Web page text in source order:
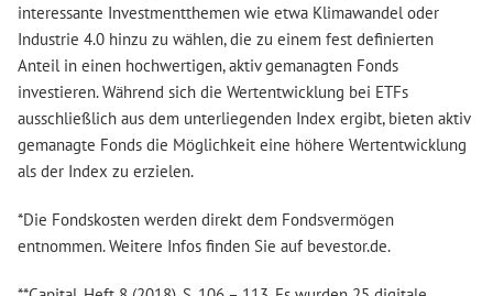
interessante Investmentthemen wie etwa Klimawandel oder
Industrie 4.0 hinzu zu wählen, die zu einem fest definierten
Anteil in einen hochwertigen, aktiv gemanagten Fonds
investieren. Während sich die Wertentwicklung bei ETFs
ausschließlich aus dem unterliegenden Index ergibt, bieten aktiv
gemanagte Fonds die Möglichkeit eine höhere Wertentwicklung
als der Index zu erzielen.
*Die Fondskosten werden direkt dem Fondsvermögen
entnommen. Weitere Infos finden Sie auf bevestor.de.